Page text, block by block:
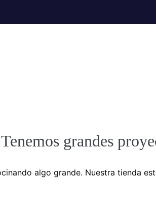
Tenemos grandes
algo grande. Nuestra tienda